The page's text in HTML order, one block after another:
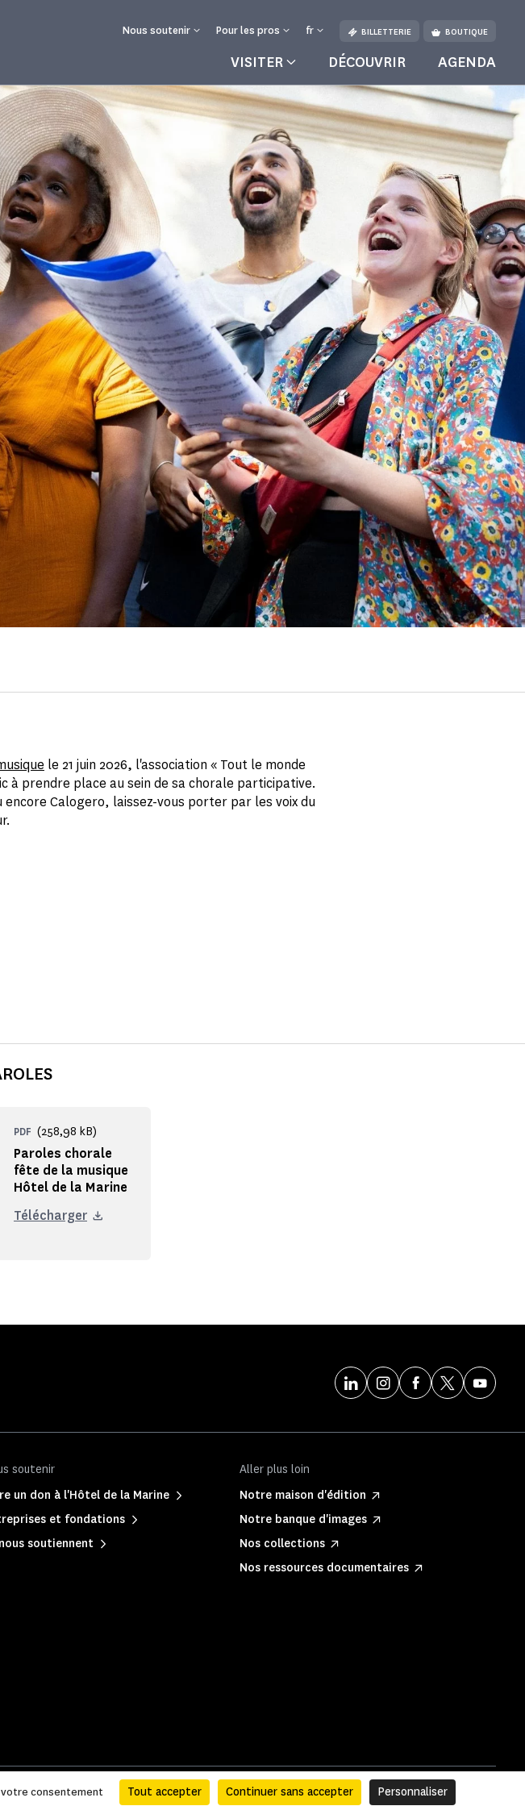
Nous soutenir Pour les pros fr BILLETTERIE BOUTIQUE
VISITER DÉCOUVRIR AGENDA
le 21 juin 2026, l'association « Tout le monde
à prendre place au sein de sa chorale participative.
Calogero, laissez-vous porter par les voix du
Paroles chorale
fête de la musique
Hôtel de la Marine
PDF (258,98 kB)
Télécharger
soutenir
un don à l'Hôtel de la Marine
et fondations
soutiennent
Aller plus loin
Notre maison d'édition
Notre banque d'images
Nos collections
Nos ressources documentaires
| Plan du site
votre consentement Tout accepter Continuer sans accepter Personnaliser